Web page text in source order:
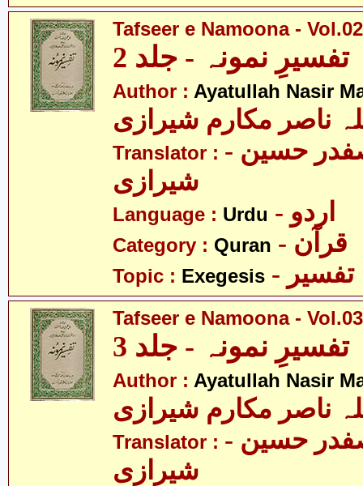
Tafseer e Namoona - Vol.02
تفسیرِ نمونہ - جلد 2
Author : Ayatullah Nasir
ناصر مکارم شیرازی
Translator : - مولانا سید صفدر حسین
شیرازی
Language : Urdu - اردو
Category : Quran - قرآن
Topic : Exegesis - تفسیر
Tafseer e Namoona - Vol.03
تفسیرِ نمونہ - جلد 3
Author : Ayatullah Nasir
ناصر مکارم شیرازی
Translator : - مولانا سید صفدر حسین
شیرازی